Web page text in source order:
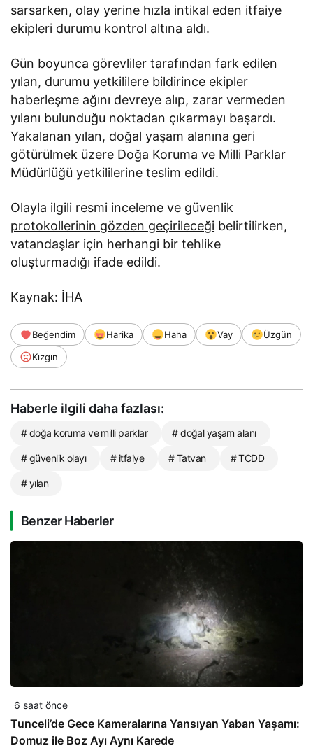
sarsarken, olay yerine hızla intikal eden itfaiye
ekipleri durumu kontrol altına aldı.
Gün boyunca görevliler tarafından fark edilen
yılan, durumu yetkililere bildirince ekipler
haberleşme ağını devreye alıp, zarar vermeden
yılanı bulunduğu noktadan çıkarmayı başardı.
Yakalanan yılan, doğal yaşam alanına geri
götürülmek üzere Doğa Koruma ve Milli Parklar
Müdürlüğü yetkililerine teslim edildi.
Olayla ilgili resmi inceleme ve güvenlik
protokollerinin gözden geçirileceği belirtilirken,
vatandaşlar için herhangi bir tehlike
oluşturmadığı ifade edildi.
Kaynak: İHA
Beğendim Harika Haha Vay
Üzgün
Kızgın
Haberle ilgili daha fazlası:
# doğa koruma ve milli parklar # doğal yaşam alanı
# güvenlik olayı # itfaiye # Tatvan # TCDD
# yılan
Benzer Haberler
6 saat önce
Tunceli’de Gece Kameralarına Yansıyan Yaban Yaşamı:
Domuz ile Boz Ayı Aynı Karede